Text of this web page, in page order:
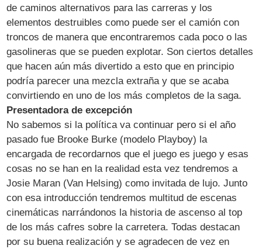
de caminos alternativos para las carreras y los
elementos destruibles como puede ser el camión con
troncos de manera que encontraremos cada poco o las
gasolineras que se pueden explotar. Son ciertos detalles
que hacen aún más divertido a esto que en principio
podría parecer una mezcla extraña y que se acaba
convirtiendo en uno de los más completos de la saga.
Presentadora de excepción
No sabemos si la política va continuar pero si el año
pasado fue Brooke Burke (modelo Playboy) la
encargada de recordarnos que el juego es juego y esas
cosas no se han en la realidad esta vez tendremos a
Josie Maran (Van Helsing) como invitada de lujo. Junto
con esa introducción tendremos multitud de escenas
cinemáticas narrándonos la historia de ascenso al top
de los más cafres sobre la carretera. Todas destacan
por su buena realización y se agradecen de vez en